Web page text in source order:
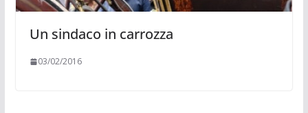
Un sindaco in carrozza
03/02/2016